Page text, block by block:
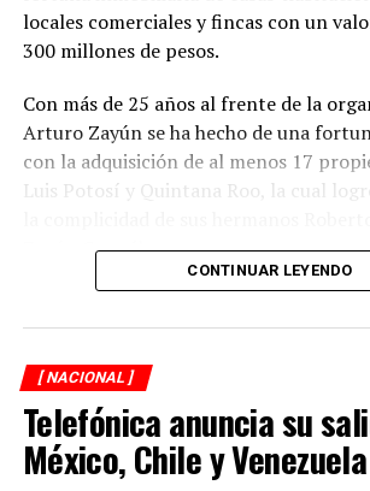
investigación en particular a la Fiscalía
Estado de Veracruz.
RELATED TOPICS: FEATURED
Marlene, la joven desaparecida en
desmembrada en Tecamalucan
Sheinbaum rechaza arancel al jitomate
una medida injusta”
locales comerciales y fincas con un
300 millones de pesos.
Con más de 25 años al frente de la
Arturo Zayún se ha hecho de una
con la adquisición de al menos 17
Luis Potosí y Quintana Roo, la cual
Zayún González.
descubrió que el líder gremial adquirió
inmobiliaria, en la mayoría de los casos,
realizados en efectivo y con una
verdadero costo de las propiedades que
parte del patrimonio del Clan Zayún y
una simulación de compraventas.
CONTINUAR LEYENDO
[ NACIONAL ]
Telefónica anuncia su
México, Chile y